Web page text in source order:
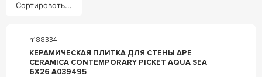
Сортировать...
n188334
КЕРАМИЧЕСКАЯ ПЛИТКА ДЛЯ СТЕНЫ APE
CERAMICA CONTEMPORARY PICKET AQUA SEA
6X26 A039495